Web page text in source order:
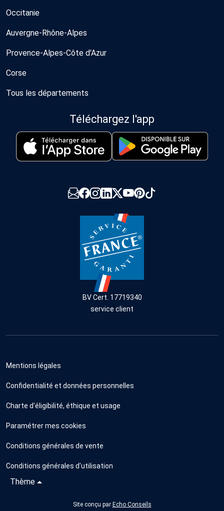
Occitanie
Auvergne-Rhône-Alpes
Provence-Alpes-Côte d'Azur
Corse
Tous les départements
Téléchargez l'app
BV Cert. 17719340
service client
Mentions légales
Confidentialité et données personnelles
Charte d'éligibilité, éthique et usage
Paramétrer mes cookies
Conditions générales de vente
Conditions générales d'utilisation
Thème
Site conçu par Echo Conseils